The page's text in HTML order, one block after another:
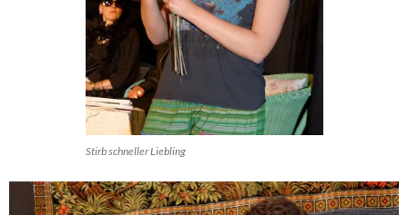
Stirb schneller Liebling